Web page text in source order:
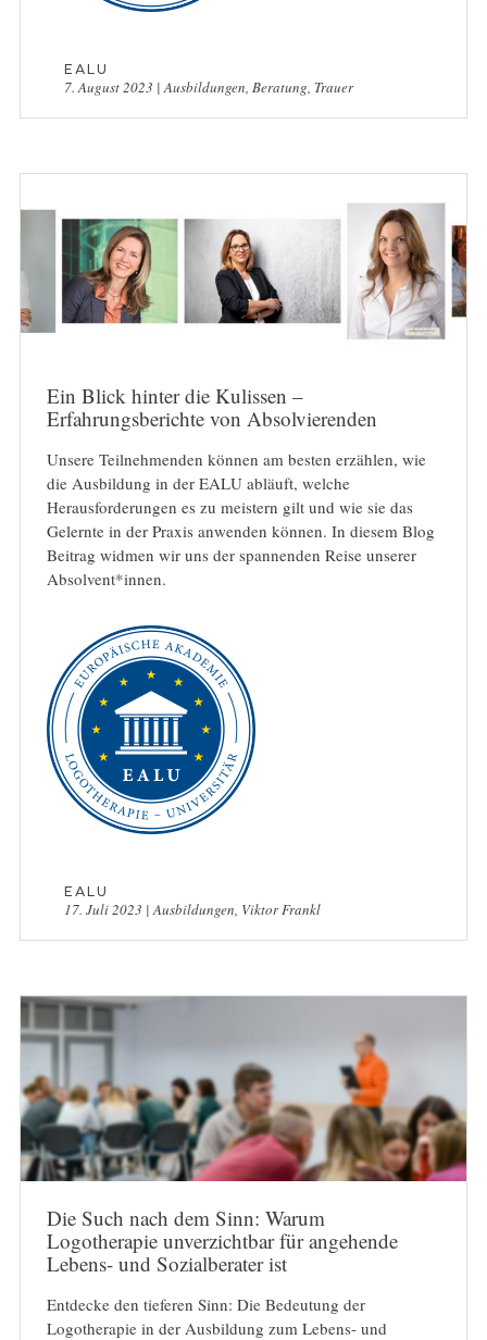
EALU
7. August 2023 |Ausbildungen, Beratung, Trauer
Ein Blick hinter die Kulissen –
Erfahrungsberichte von Absolvierenden
Unsere Teilnehmenden können am besten erzählen, wie
die Ausbildung in der EALU abläuft, welche
Herausforderungen es zu meistern gilt und wie sie das
Gelernte in der Praxis anwenden können. In diesem Blog
Beitrag widmen wir uns der spannenden Reise unserer
Absolvent*innen.
EALU
17. Juli 2023 |Ausbildungen, Viktor Frankl
Die Such nach dem Sinn: Warum
Logotherapie unverzichtbar für angehende
Lebens- und Sozialberater ist
Entdecke den tieferen Sinn: Die Bedeutung der
Logotherapie in der Ausbildung zum Lebens- und